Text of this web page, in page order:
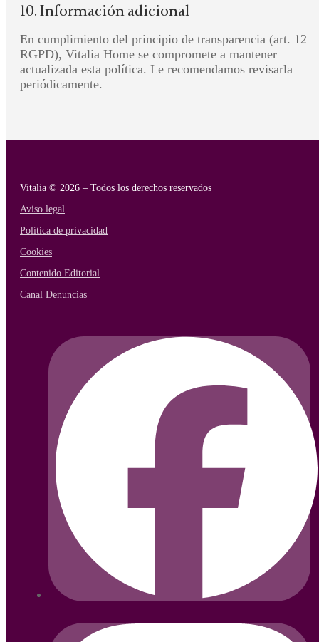
10. Información adicional
En cumplimiento del principio de transparencia (art. 12
RGPD), Vitalia Home se compromete a mantener
actualizada esta política. Le recomendamos revisarla
periódicamente.
Vitalia © 2026 – Todos los derechos reservados
Aviso legal
Política de privacidad
Cookies
Contenido Editorial
Canal Denuncias